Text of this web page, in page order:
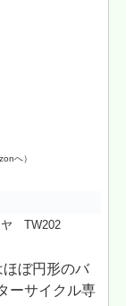
へ）
ヤ TW202
ぼ円形のバ
ーサイクル専